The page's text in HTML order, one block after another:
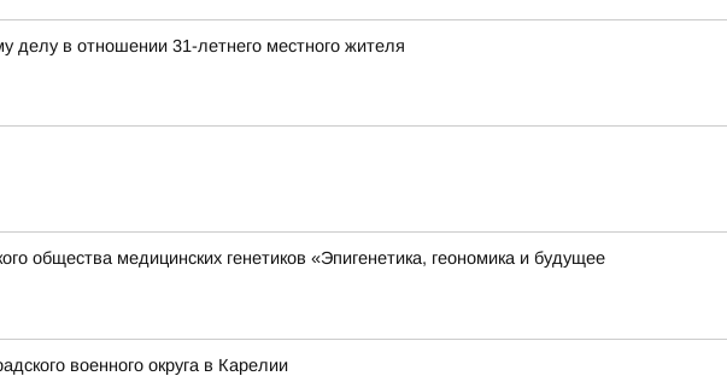
делу в отношении 31-летнего местного жителя
общества медицинских генетиков «Эпигенетика, геономика и будущее
военного округа в Карелии